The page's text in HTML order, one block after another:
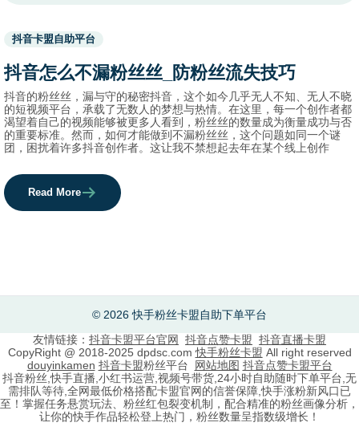
Used
before
category
names.
抖音卡盟自助平台
抖音怎么不漏粉丝丝_防粉丝流失技巧
抖音的粉丝丝，漏与守的秘密抖音，这个如今几乎无人不知、无人不晓
的短视频平台，承载了无数人的梦想与热情。在这里，每一个创作者都
渴望着自己的视频能够被更多人看到，粉丝丝的数量成为衡量成功与否
的重要标准。然而，如何才能做到不漏粉丝丝，这个问题如同一个谜
团，困扰着许多抖音创作者。这让我不禁想起去年在某个线上创作
Read More
© 2026 快手粉丝卡盟自助下单平台
友情链接： 抖音卡盟平台官网 抖音点赞卡盟 抖音直播卡盟
CopyRight @ 2018-2025 dpdsc.com快手粉丝卡盟 All right reserved
douyinkamen 抖音卡盟粉丝平台 网站地图 抖音点赞卡盟平台
抖音粉丝,快手直播,小红书运营,视频号带货,24小时自助随时下单平台,无
需排队等待,全网最低价格搭配卡盟官网的信誉保障,快手涨粉新风口已
至！掌握任务悬赏玩法、粉丝红包裂变机制，配合精准的粉丝画像分析，
让你的快手作品轻松登上热门，粉丝数量呈指数级增长！